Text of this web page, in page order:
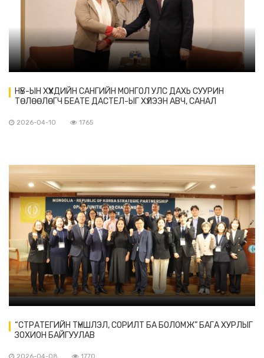
НҮБ-ЫН ХҮҮХДИЙН САНГИЙН МОНГОЛ УЛС ДАХЬ СУУРИН
ТӨЛӨӨЛӨГЧ БЕАТЕ ДАСТЕЛ-ЫГ ХҮЛЭЭН АВЧ, САНАЛ
2026-04-10 1765
“СТРАТЕГИЙН ТҮНШЛЭЛ, СОРИЛТ БА БОЛОМЖ” БАГА ХУРЛЫГ
ЗОХИОН БАЙГУУЛАВ